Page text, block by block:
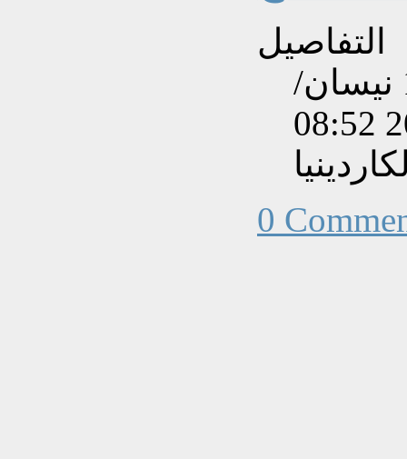
التفاصيل
تم إنشاءه بتاريخ الجمعة, 11 نيسان/
0